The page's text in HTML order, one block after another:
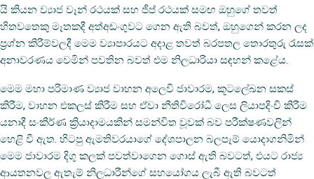
යි කියන ව්‍යාජ වෑන් රථයක් සහ ජීප් රථයක් සමඟ ඔහුගේ තවත්
හිතවතෙකු මෑතකදී අත්අඩංගුවට ගෙන ඇති බවත්, ඔහුගෙන් කරන ලද
ප්‍රශ්න කිරීම්වලදී මෙම ව්‍යාපාරයට අදාළ තවත් බරපතල තොරතුරු රැසක්
අනාවරණය වෙමින් පවතින බවත් එම නිලධාරියා සඳහන් කළේය.
මෙම මහා පරිමාණ ව්‍යාජ වාහන අලෙවි ජාවාරම, කූටලේඛන සකස්
කිරීම, වාහන එකලස් කිරීම සහ ඒවා නීතිවිරෝධී ලෙස ලියාපදිංචි කිරීම
යනාදී සංකීර්ණ ක්‍රියාදාමයකින් සමන්විත වූවක් බව පරීක්ෂණවලින්
හෙළි වී ඇත. හිටපු ඇමතිවරයාගේ දේශපාලන බලපෑම් යොදාගනිමින්
මෙම ජාවාරම දිගු කලක් පවත්වාගෙන ගොස් ඇති බවටත්, එයට රාජ්‍ය
ආයතනවල ඇතැම් නිලධාරීන්ගේ සහයෝගය ලැබී ඇති බවටත්